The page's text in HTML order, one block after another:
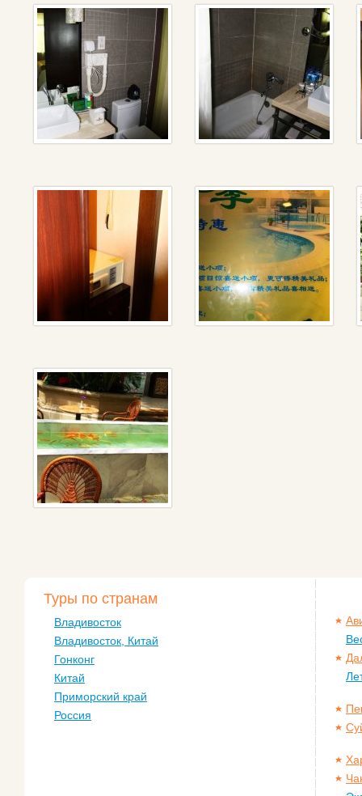
Туры по странам
Владивосток
Владивосток, Китай
Гонконг
Китай
Приморский край
Россия